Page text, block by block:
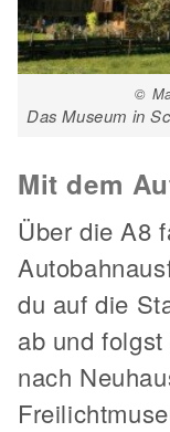
©
Das Museum in
Mit dem
Über die A8
du auf die
ab und
nach